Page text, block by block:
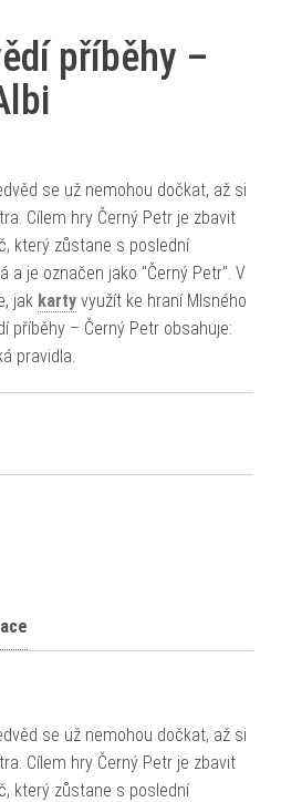
příběhy –
Kč.
se už nemohou dočkat, až si
Cílem hry Černý Petr je zbavit
který zůstane s poslední
a je označen jako "Černý Petr". V
jak karty využít ke hraní Mlsného
příběhy – Černý Petr obsahuje:
pravidla.
se už nemohou dočkat, až si
Cílem hry Černý Petr je zbavit
který zůstane s poslední